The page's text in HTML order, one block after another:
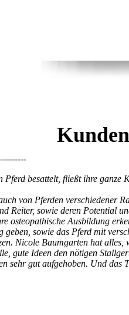
Pferd besattelt, fließt ihre ganze
von Pferden verschiedener
Reiter, sowie deren Potential
osteopathische Ausbildung
geben, sowie das Pferd mit
Nicole Baumgarten hat
gute Ideen den nötigen
sehr gut aufgehoben. Und das